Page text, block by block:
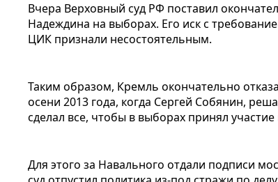
Вчера Верховный суд РФ поставил
Надеждина на выборах. Его иск с
ЦИК признали несостоятельным.
Таким образом, Кремль окончательно
осени 2013 года, когда Сергей Собянин,
сделал все, чтобы в выборах принял
Для этого за Навального отдали подписи